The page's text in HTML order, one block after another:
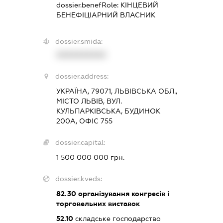
dossier.benefRole: КІНЦЕВИЙ
БЕНЕФІЦІАРНИЙ ВЛАСНИК
dossier.smida:
dossier.address:
УКРАЇНА, 79071, ЛЬВІВСЬКА ОБЛ.,
МІСТО ЛЬВІВ, ВУЛ.
КУЛЬПАРКІВСЬКА, БУДИНОК
200А, ОФІС 755
dossier.capital:
1 500 000 000 грн.
dossier.kveds:
82.30організування конгресів і
торговельних виставок
52.10складське господарство